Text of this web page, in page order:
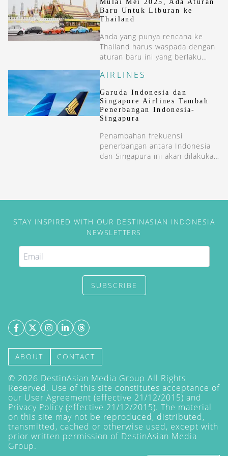
Mulai Mei 2025, Ada Aturan
Baru Untuk Liburan ke
Thailand
Anda yang punya rencana ke
Thailand harus waspada dengan
aturan baru ini yang berlaku
AIRLINES
Garuda Indonesia dan
Singapore Airlines Tambah
Penerbangan Indonesia-
Singapura
Penambahan frekuensi
penerbangan antara Indonesia
dan Singapura ini akan dilakukan
STAY INSPIRED WITH OUR DESTINASIAN INDONESIA
NEWSLETTERS
SUBSCRIBE
ABOUT CONTACT
© 2026 DestinAsian Media Group All Rights
Reserved. Use of this site constitutes acceptance of
our User Agreement (effective 21/12/2015) and
Privacy Policy (effective 21/12/2015). The material
on this site may not be reproduced, distributed,
transmitted, cached or otherwise used, except with
prior written permission of DestinAsian Media
Group.